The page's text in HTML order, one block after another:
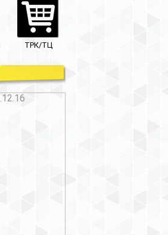
ТРК/ТЦ